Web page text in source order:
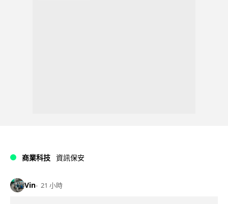
商業科技 資訊保安
Vin 21 小時